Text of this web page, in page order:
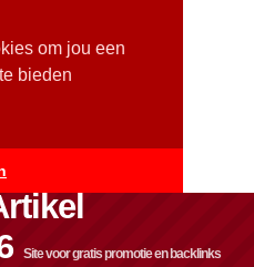
om jou een
bieden
Site voor gratis promotie en backlinks